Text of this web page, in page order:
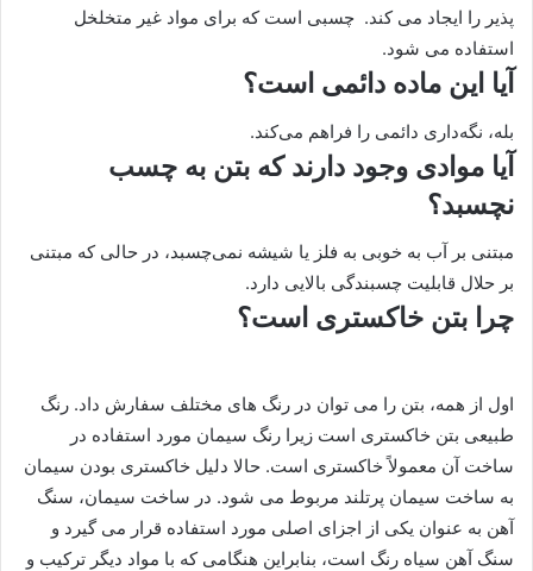
پذیر را ایجاد می کند. چسبی است که برای مواد غیر متخلخل
استفاده می شود.
آیا این ماده دائمی است؟
بله، نگه‌داری دائمی را فراهم می‌کند.
آیا موادی وجود دارند که بتن به چسب
نچسبد؟
مبتنی بر آب به خوبی به فلز یا شیشه نمی‌چسبد، در حالی که مبتنی
بر حلال قابلیت چسبندگی بالایی دارد.
چرا بتن خاکستری است؟
اول از همه، بتن را می توان در رنگ های مختلف سفارش داد. رنگ
طبیعی بتن خاکستری است زیرا رنگ سیمان مورد استفاده در
ساخت آن معمولاً خاکستری است. حالا دلیل خاکستری بودن سیمان
به ساخت سیمان پرتلند مربوط می شود. در ساخت سیمان، سنگ
آهن به عنوان یکی از اجزای اصلی مورد استفاده قرار می گیرد و
سنگ آهن سیاه رنگ است، بنابراین هنگامی که با مواد دیگر ترکیب و